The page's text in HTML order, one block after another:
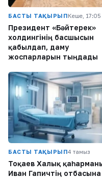
БАСТЫ ТАҚЫРЫПКеше, 17:05
Президент «Бәйтерек»
холдингінің басшысын
қабылдап, даму
жоспарларын тыңдады
БАСТЫ ТАҚЫРЫП4 тамыз
Тоқаев Халық
Иван Гапичтің отбасына